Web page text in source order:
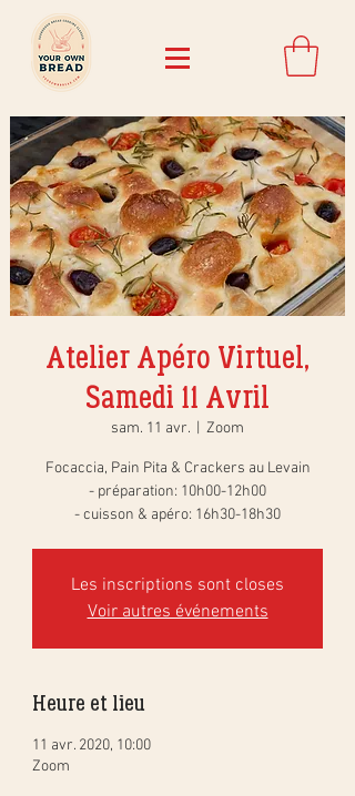
Atelier Apéro Virtuel,
Samedi 11 Avril
sam. 11 avr. Zoom
Focaccia, Pain Pita & Crackers au Levain
- préparation: 10h00-12h00
- cuisson & apéro: 16h30-18h30
Les inscriptions sont closes
Voir autres événements
Heure et lieu
11 avr. 2020, 10:00
Zoom